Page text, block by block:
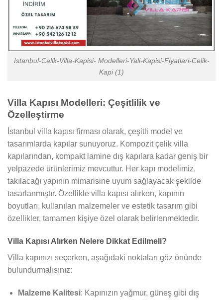
Istanbul-Celik-Villa-Kapisi- Modelleri-Yali-Kapisi-Fiyatlari-Celik-
Kapi (1)
Villa Kapısı Modelleri: Çeşitlilik ve
Özelleştirme
İstanbul villa kapısı firması olarak, çeşitli model ve
tasarımlarda kapılar sunuyoruz. Kompozit çelik villa
kapılarından, kompakt lamine dış kapılara kadar geniş bir
yelpazede ürünlerimiz mevcuttur. Her kapı modelimiz,
takılacağı yapının mimarisine uyum sağlayacak şekilde
tasarlanmıştır. Özellikle villa kapısı alırken, kapının
boyutları, kullanılan malzemeler ve estetik tasarım gibi
özellikler, tamamen kişiye özel olarak belirlenmektedir.
Villa Kapısı Alırken Nelere Dikkat Edilmeli?
Villa kapınızı seçerken, aşağıdaki noktaları göz önünde
bulundurmalısınız:
Malzeme Kalitesi: Kapınızın yağmur, güneş gibi dış